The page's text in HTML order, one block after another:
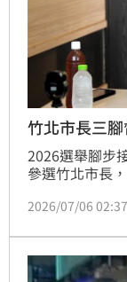
竹北市長三
2026選舉腳步
參選竹北市長
合。對此，吳
2026/07/06 02:37